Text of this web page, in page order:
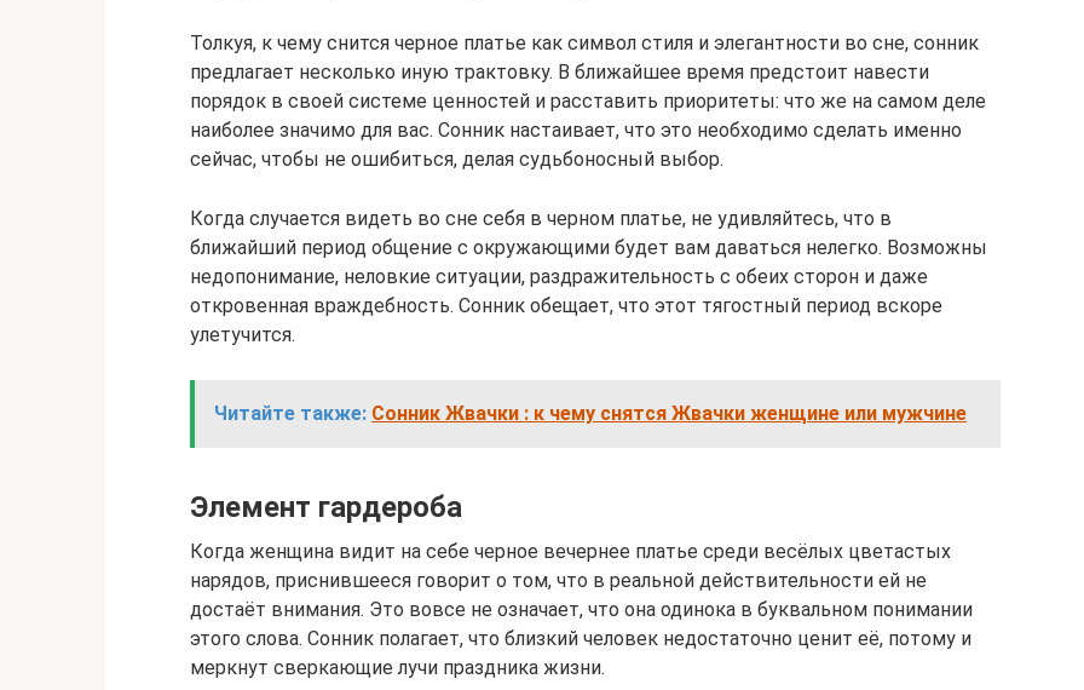
Толкуя, к чему снится черное платье как символ стиля и элегантности во сне, сонник
предлагает несколько иную трактовку. В ближайшее время предстоит навести
порядок в своей системе ценностей и расставить приоритеты: что же на самом деле
наиболее значимо для вас. Сонник настаивает, что это необходимо сделать именно
сейчас, чтобы не ошибиться, делая судьбоносный выбор.
Когда случается видеть во сне себя в черном платье, не удивляйтесь, что в
ближайший период общение с окружающими будет вам даваться нелегко. Возможны
недопонимание, неловкие ситуации, раздражительность с обеих сторон и даже
откровенная враждебность. Сонник обещает, что этот тягостный период вскоре
улетучится.
Читайте также: Сонник Жвачки : к чему снятся Жвачки женщине или мужчине
Элемент гардероба
Когда женщина видит на себе черное вечернее платье среди весёлых цветастых
нарядов, приснившееся говорит о том, что в реальной действительности ей не
достаёт внимания. Это вовсе не означает, что она одинока в буквальном понимании
этого слова. Сонник полагает, что близкий человек недостаточно ценит её, потому и
меркнут сверкающие лучи праздника жизни.